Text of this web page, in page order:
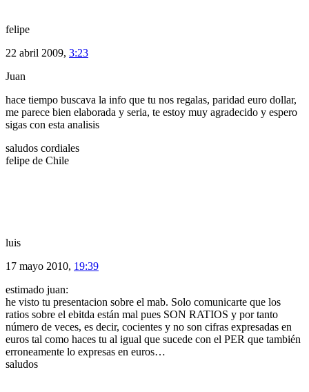
felipe
22 abril 2009, 3:23
Juan
hace tiempo buscava la info que tu nos regalas, paridad euro dollar,
me parece bien elaborada y seria, te estoy muy agradecido y espero
sigas con esta analisis
saludos cordiales
felipe de Chile
luis
17 mayo 2010, 19:39
estimado juan:
he visto tu presentacion sobre el mab. Solo comunicarte que los
ratios sobre el ebitda están mal pues SON RATIOS y por tanto
número de veces, es decir, cocientes y no son cifras expresadas en
euros tal como haces tu al igual que sucede con el PER que también
erroneamente lo expresas en euros…
saludos